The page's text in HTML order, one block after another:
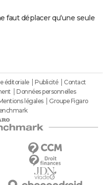
faut déplacer qu'une seule
éditoriale Publicité
Contact
Données personnelles
légales
Groupe Figaro